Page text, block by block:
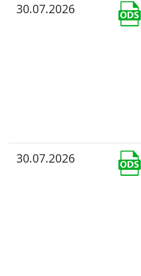
30.07.2026
30.07.2026